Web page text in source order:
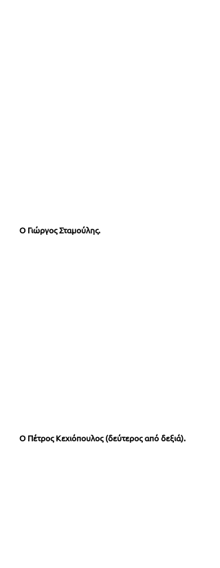
Ο Γιώργος Σταμούλης.
Ο Πέτρος Κεχιόπουλος (δεύτερος από δεξιά).